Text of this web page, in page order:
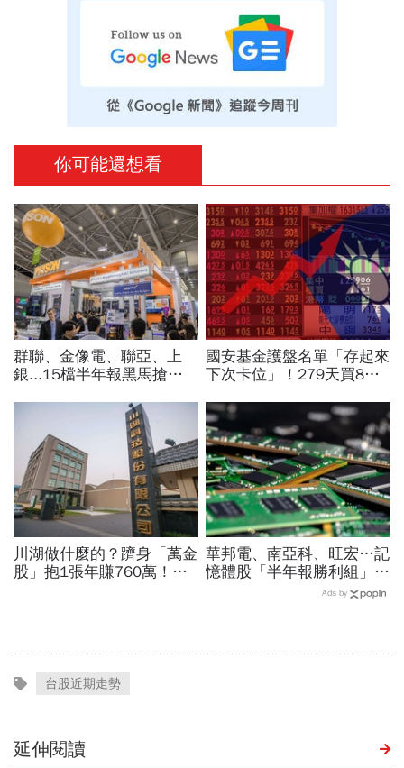
你可能還想看
群聯、金像電、聯亞、上
銀...15檔半年報黑馬搶先
標...真能複製鈺創、晶豪科
國安基金護盤名單「存起來
下次卡位」！279天買8檔
電...唯一金融股是它
川湖做什麼的？躋身「萬金
股」抱1張年賺760萬！傳
華邦電、南亞科、旺宏…記
憶體股「半年報勝利組」是
它！外資狂補近6萬張，這
Ads by
台股近期走勢
延伸閱讀